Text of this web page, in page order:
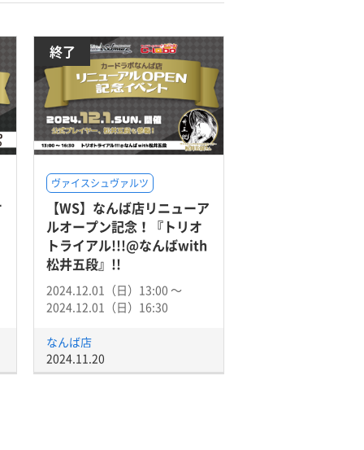
終了
ヴァイスシュヴァルツ
【WS】なんば店リニューア
ルオープン記念！『トリオ
トライアル!!!@なんばwith
松井五段』!!
2024.12.01（日）13:00 〜
2024.12.01（日）16:30
なんば店
2024.11.20